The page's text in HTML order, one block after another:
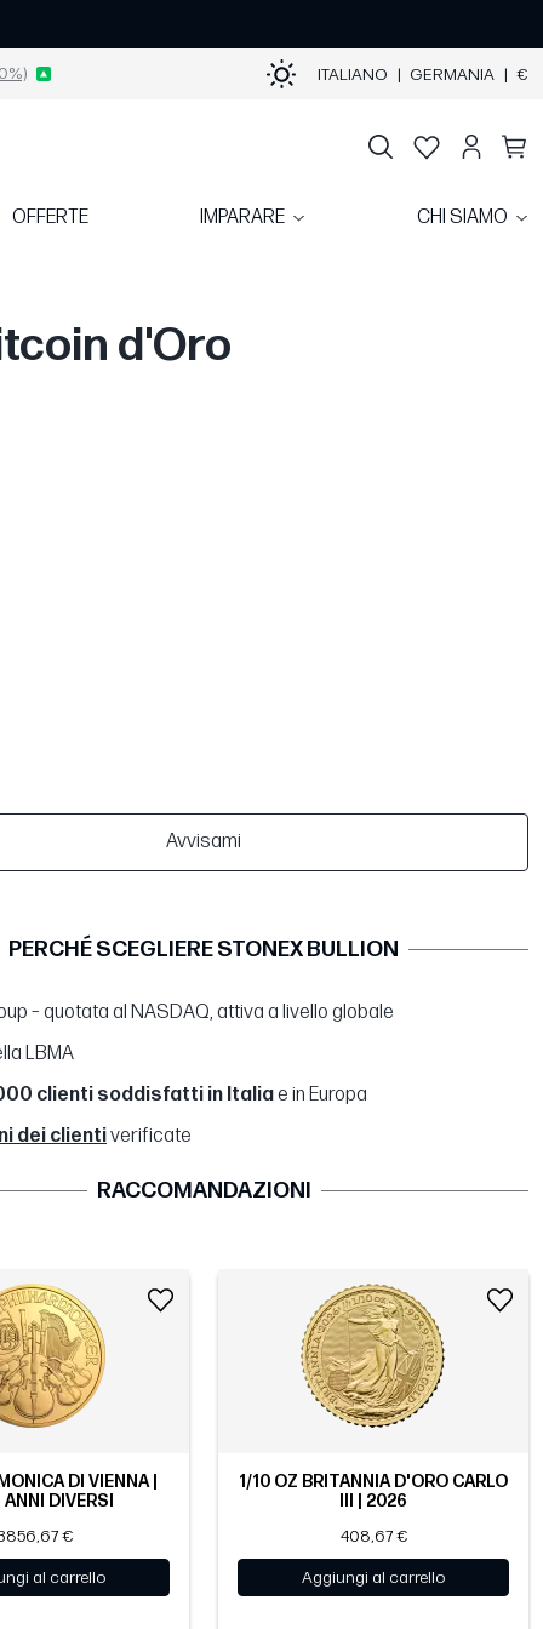
ITALIANO | GERMANIA | €
OFFERTE IMPARARE CHI SIAMO
d'Oro
Avvisami
PERCHÉ SCEGLIERE STONEX BULLION
– quotata al NASDAQ, attiva a livello globale
LBMA
clienti soddisfatti in Italiae in Europa
dei clientiverificate
RACCOMANDAZIONI
DI VIENNA |
DIVERSI
€
al carrello
1/10 OZ BRITANNIA D'ORO CARLO
III | 2026
408,67 €
Aggiungi al carrello